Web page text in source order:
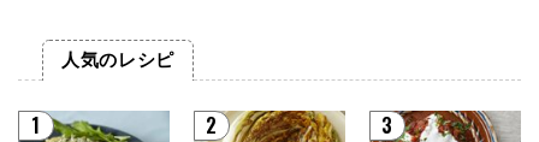
人気のレシピ
1 2 3